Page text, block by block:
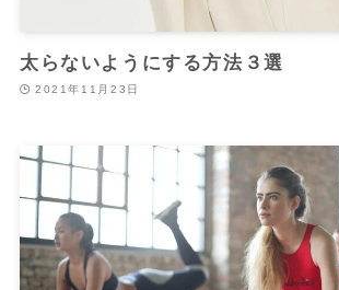
太らないようにする方法３選
2021年11月23日